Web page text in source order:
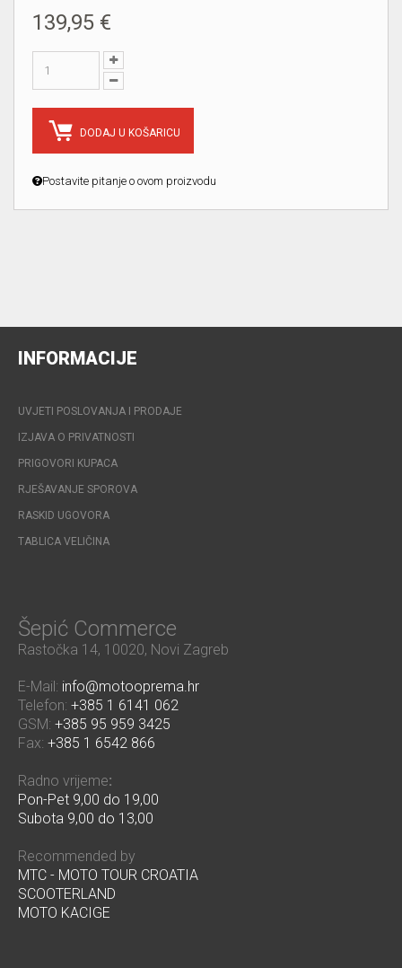
139,95 €
DODAJ U KOŠARICU
Postavite pitanje o ovom proizvodu
INFORMACIJE
UVJETI POSLOVANJA I PRODAJE
IZJAVA O PRIVATNOSTI
PRIGOVORI KUPACA
RJEŠAVANJE SPOROVA
RASKID UGOVORA
TABLICA VELIČINA
Šepić Commerce
Rastočka 14, 10020, Novi Zagreb
E-Mail: info@motooprema.hr
Telefon: +385 1 6141 062
GSM: +385 95 959 3425
Fax: +385 1 6542 866
Radno vrijeme:
Pon-Pet 9,00 do 19,00
Subota 9,00 do 13,00
Recommended by
MTC - MOTO TOUR CROATIA
SCOOTERLAND
MOTO KACIGE